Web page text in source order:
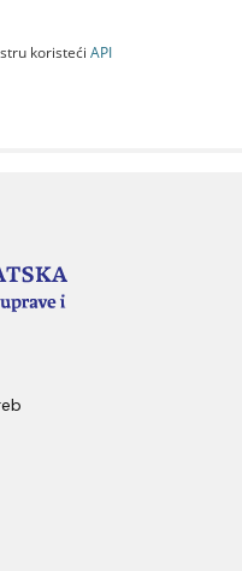
koristeći API